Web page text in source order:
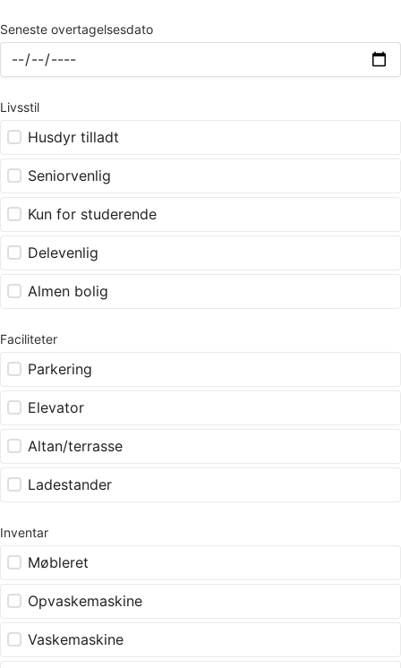
Seneste overtagelsesdato
Livsstil
Husdyr tilladt
Seniorvenlig
Kun for studerende
Delevenlig
Almen bolig
Faciliteter
Parkering
Elevator
Altan/terrasse
Ladestander
Inventar
Møbleret
Opvaskemaskine
Vaskemaskine